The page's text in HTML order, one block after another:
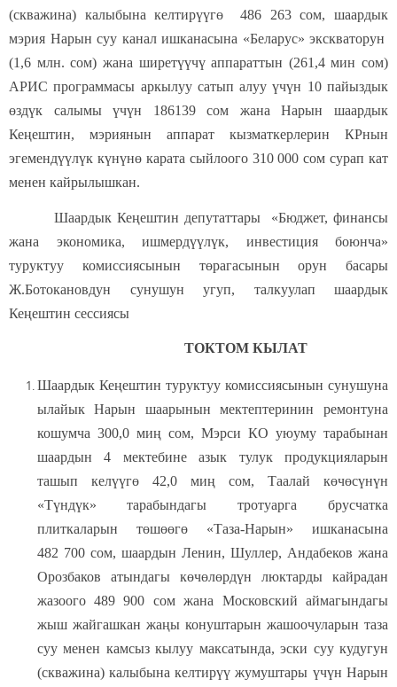
(скважина) калыбына келтирүүгө 486 263 сом, шаардык
мэрия Нарын суу канал ишканасына «Беларус» экскваторун
(1,6 млн. сом) жана ширетүүчү аппараттын (261,4 мин сом)
АРИС программасы аркылуу сатып алуу үчүн 10 пайыздык
өздүк салымы үчүн 186139 сом жана Нарын шаардык
Кеңештин, мэриянын аппарат кызматкерлерин КРнын
эгемендүүлүк күнүнө карата сыйлоого 310 000 сом сурап кат
менен кайрылышкан.
Шаардык Кеңештин депутаттары «Бюджет, финансы
жана экономика, ишмердүүлүк, инвестиция боюнча»
туруктуу комиссиясынын төрагасынын орун басары
Ж.Ботокановдун сунушун угуп, талкуулап шаардык
Кеңештин сессиясы
ТОКТОМ КЫЛАТ
Шаардык Кеңештин туруктуу комиссиясынын сунушуна
ылайык Нарын шаарынын мектептеринин ремонтуна
кошумча 300,0 миң сом, Мэрси КО уюуму тарабынан
шаардын 4 мектебине азык тулук продукцияларын
ташып келүүгө 42,0 миң сом, Таалай көчөсүнүн
«Түндүк» тарабындагы тротуарга брусчатка
плиткаларын төшөөгө «Таза-Нарын» ишканасына
482 700 сом, шаардын Ленин, Шуллер, Андабеков жана
Орозбаков атындагы көчөлөрдүн люктарды кайрадан
жазоого 489 900 сом жана Московский аймагындагы
жыш жайгашкан жаңы конуштарын жашоочуларын таза
суу менен камсыз кылуу максатында, эски суу кудугун
(скважина) калыбына келтирүү жумуштары үчүн Нарын